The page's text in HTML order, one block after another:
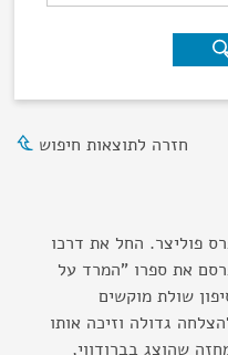
חזרה לתוצאות חיפוש
פוליצר. החל את דרכו
לתכניות רדיו. ב - 1951 פרסם את ספרו "המרד על
שולת מוקשים
גדולה וזיכה אותו
שהוצג בברודווי,